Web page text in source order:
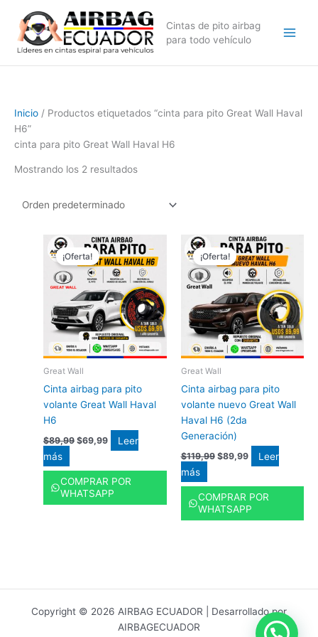
contenido
Cintas de pito airbag
para todo vehículo
Inicio / Productos etiquetados “cinta para pito Great Wall Haval
H6”
cinta para pito Great Wall Haval H6
Mostrando los 2 resultados
¡Oferta!
Great Wall
Cinta airbag para pito
volante Great Wall Haval
H6
$89,99
precio
original
era:
$89,99.
$69,99
El
precio
actual
es:
$69,99.
Leer
más
COMPRAR POR
WHATSAPP
¡Oferta!
Great Wall
Cinta airbag para pito
volante nuevo Great Wall
Haval H6 (2da
Generación)
$119,99
precio
original
era:
$119,99.
$89,99
El
precio
actual
es:
$89,99.
Leer
más
COMPRAR POR
WHATSAPP
Copyright © 2026 AIRBAG ECUADOR | Desarrollado por
AIRBAGECUADOR